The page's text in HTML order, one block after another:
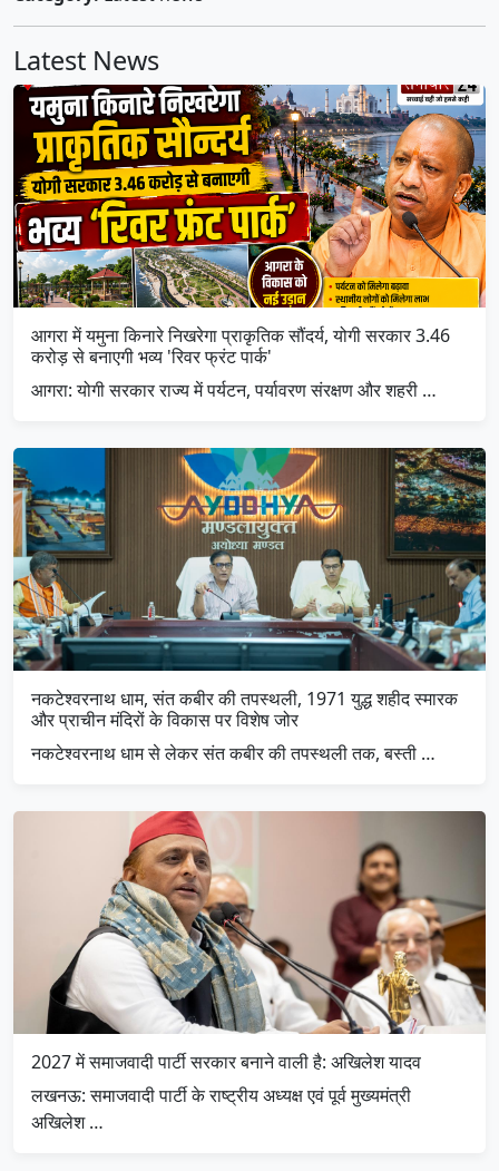
Latest News
आगरा में यमुना किनारे निखरेगा प्राकृतिक सौंदर्य, योगी सरकार 3.46
करोड़ से बनाएगी भव्य 'रिवर फ्रंट पार्क'
आगरा: योगी सरकार राज्य में पर्यटन, पर्यावरण संरक्षण और शहरी …
नकटेश्वरनाथ धाम, संत कबीर की तपस्थली, 1971 युद्ध शहीद स्मारक
और प्राचीन मंदिरों के विकास पर विशेष जोर
नकटेश्वरनाथ धाम से लेकर संत कबीर की तपस्थली तक, बस्ती …
2027 में समाजवादी पार्टी सरकार बनाने वाली है: अखिलेश यादव
लखनऊ: समाजवादी पार्टी के राष्ट्रीय अध्यक्ष एवं पूर्व मुख्यमंत्री
अखिलेश …